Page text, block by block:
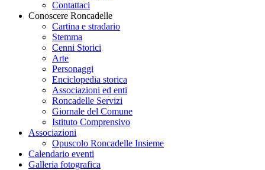
Contattaci
Conoscere Roncadelle
Cartina e stradario
Stemma
Cenni Storici
Arte
Personaggi
Enciclopedia storica
Associazioni ed enti
Roncadelle Servizi
Giornale del Comune
Istituto Comprensivo
Associazioni
Opuscolo Roncadelle Insieme
Calendario eventi
Galleria fotografica